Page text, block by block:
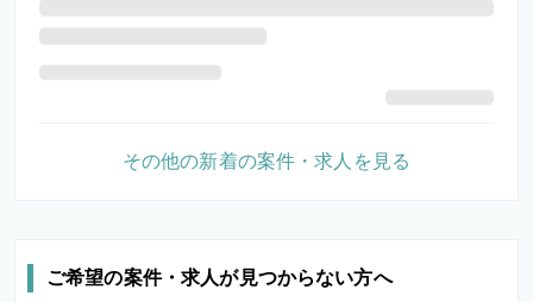
ご希望の案件・求人が見つからない方へ
その他の新着の案件・求人を見る